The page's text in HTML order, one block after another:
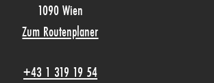
1090 Wien
Zum Routenplaner
+43 1 319 19 54